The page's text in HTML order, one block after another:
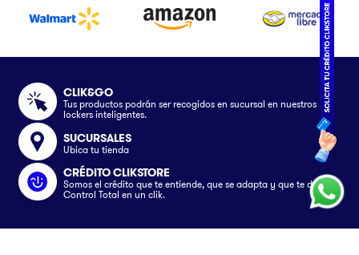
CLIK&GO
Tus productos podrán ser recogidos en sucursal en nuestros
lockers inteligentes.
SUCURSALES
Ubica tu tienda
CRÉDITO CLIKSTORE
Somos el crédito que te entiende, que se adapta y que te da el
Control Total en un clik.